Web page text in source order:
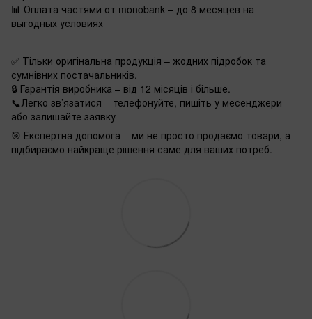
📊 Оплата частями от monobank – до 8 месяцев на
выгодных условиях
✅ Тільки оригінальна продукція – жодних підробок та
сумнівних постачальників.
🔒 Гарантія виробника – від 12 місяців і більше.
📞Легко зв’язатися – телефонуйте, пишіть у месенджери
або залишайте заявку
🎯 Експертна допомога – ми не просто продаємо товари, а
підбираємо найкраще рішення саме для ваших потреб.